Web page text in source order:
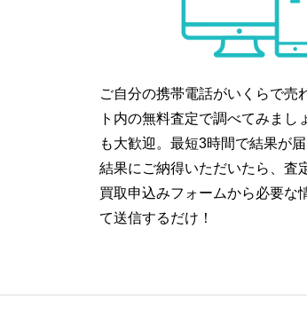
ご自分の携帯電話がいくらで売
ト内の無料査定で調べてみまし
も大歓迎。最短3時間で結果が
結果にご納得いただいたら、査
買取申込みフォームから必要な
て送信するだけ！